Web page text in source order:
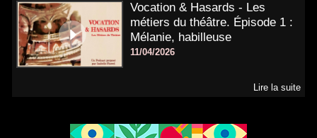
Vocation & Hasards - Les
métiers du théâtre. Épisode 1 :
Mélanie, habilleuse
11/04/2026
Lire la suite